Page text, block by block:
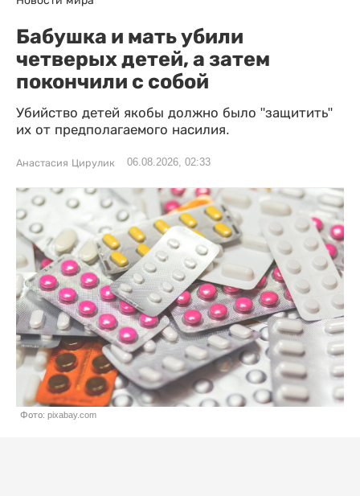
Бабушка и мать убили
четверых детей, а затем
покончили с собой
Убийство детей якобы должно было "защитить"
их от предполагаемого насилия.
Анастасия Цирулик 06.08.2026, 02:33
Фото: pixabay.com